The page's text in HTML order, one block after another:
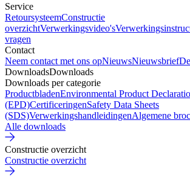
Service
RetoursysteemConstructie
overzichtVerwerkingsvideo's
vragen
Contact
Neem contact met ons opNieuwsNieuwsbrief
DownloadsDownloads
Downloads per categorie
ProductbladenEnvironmental Product
(EPD)CertificeringenSafety Data Sheets
(SDS)VerwerkingshandleidingenAlgemene
Alle downloads
Constructie overzicht
Constructie overzicht